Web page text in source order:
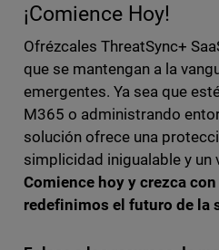
¡Comience Hoy!
Ofrézcales ThreatSync+
que se mantengan a la
emergentes. Ya sea que
M365 o administrando
solución ofrece una
simplicidad inigualable y un
Comience hoy y crezca
redefinimos el futuro de la